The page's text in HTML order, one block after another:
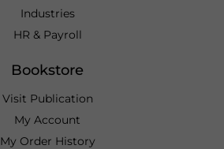
Industries
HR & Payroll
Bookstore
Visit Publication
My Account
My Order History